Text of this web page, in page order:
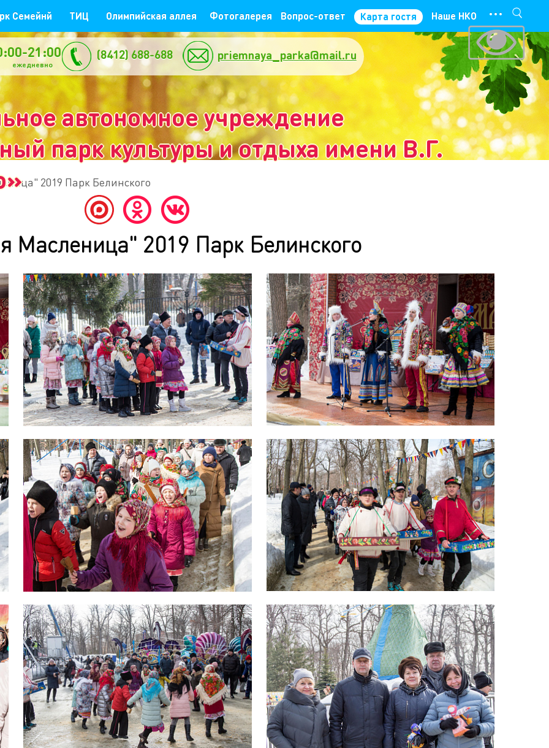
Семейнй ТИЦ Олимпийская аллея Фотогалерея Вопрос-ответ Карта гостя Наше НКО ···
автономное учреждение
парк культуры и отдыха имени В.Г.
21:00 (8412) 688-688 priemnaya_parka@mail.ru
2019 Парк Белинского
Масленица" 2019 Парк Белинского